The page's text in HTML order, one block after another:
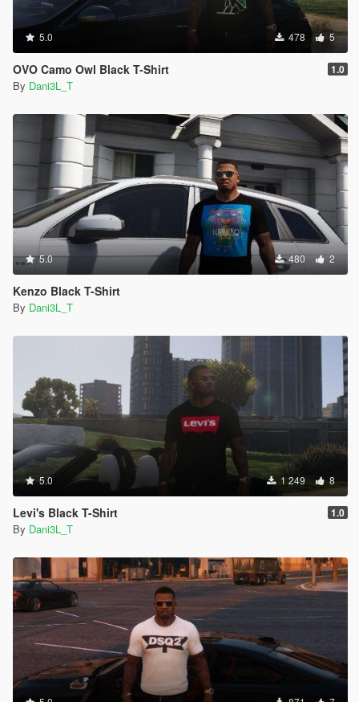
5.0 478 5
OVO Camo Owl Black T-Shirt 1.0
By Dani3L_T
5.0 480 2
Kenzo Black T-Shirt
By Dani3L_T
5.0 1 249 8
Levi's Black T-Shirt 1.0
By Dani3L_T